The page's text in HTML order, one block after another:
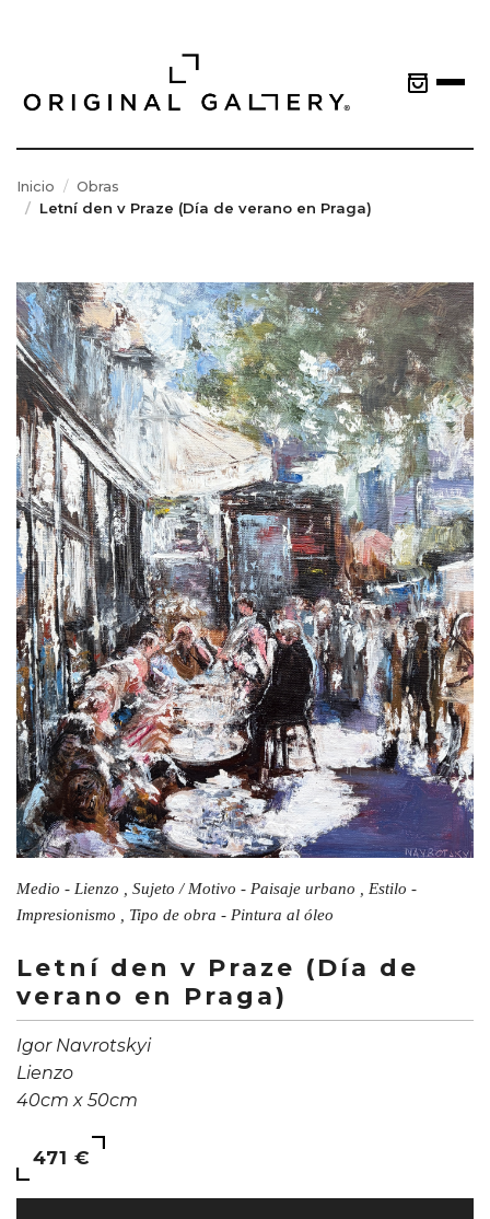
Inicio
Obras
Letní den v Praze (Día de verano en Praga)
Medio - Lienzo , Sujeto / Motivo - Paisaje urbano , Estilo -
Impresionismo , Tipo de obra - Pintura al óleo
Letní den v Praze (Día de
verano en Praga)
Igor Navrotskyi
Lienzo
40cm x 50cm
471 €